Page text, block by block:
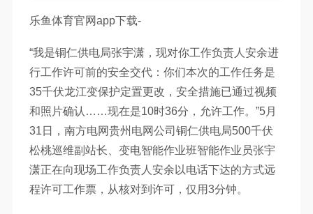
乐鱼体育官网app下载-
“我是铜仁供电局张宇潇，现对你工作负责人安余进
行工作许可前的安全交代：你们本次的工作任务是
35千伏龙江变保护定置更改，安全措施已通过视频
和照片确认……现在是10时36分，允许工作。”5月
31日，南方电网贵州电网公司铜仁供电局500千伏
松桃巡维副站长、变电智能作业班智能作业员张宇
潇正在向现场工作负责人安余以电话下达的方式远
程许可工作票，从核对到许可，仅用3分钟。